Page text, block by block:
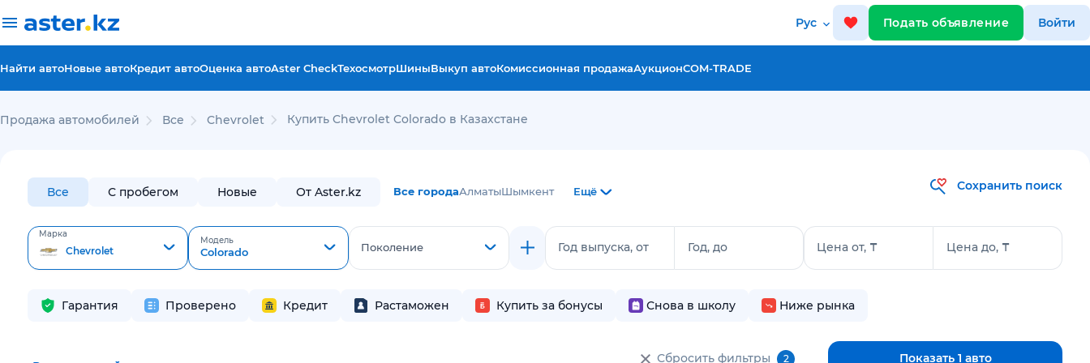
Рус Подать объявление Войти
Найти автоНовые автоКредит автоОценка автоAster CheckТехосмотрШиныВыкуп автоКомиссионная продажаАукционCOM-TRADE
Продажа автомобилей Все Chevrolet Купить Chevrolet Colorado в Казахстане
Все С пробегом Новые От Aster.kz Все городаАлматыШымкент Ещё Сохранить поиск
Марка
Chevrolet
Модель
Colorado Поколение Год выпуска, от Год, до Цена от, ₸ Цена до, ₸
Гарантия Проверено Кредит Растаможен Купить за бонусы Снова в школу Ниже рынка
Сбросить фильтры 2 Показать 1 авто